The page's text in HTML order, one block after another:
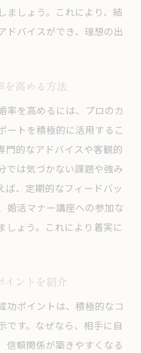
ましょう。これにより、結
ドバイスができ、理想の出
を高める方法
率を高めるには、プロのカ
ートを積極的に活用するこ
門的なアドバイスや客観的
では気づかない課題や強み
ば、定期的なフィードバッ
婚活マナー講座への参加な
しょう。これにより着実に
イントを紹介
功ポイントは、積極的なコ
です。なぜなら、相手に自
信頼関係が築きやすくなる